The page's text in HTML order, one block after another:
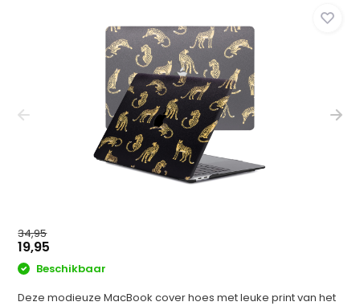
34,95
19,95
Beschikbaar
Deze modieuze MacBook cover hoes met leuke print van het